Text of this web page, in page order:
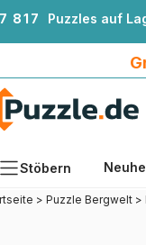
7 81 7 Puzzles auf
Stöbern
> Puzzle Bergwelt >